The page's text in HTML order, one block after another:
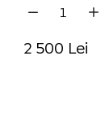
2 500 Lei